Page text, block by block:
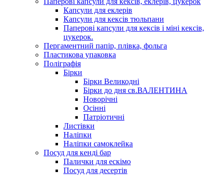
Капсули для еклерів
Капсули для кексів тюльпани
Паперові капсули для кексів і міні кексів,
цукерок.
Пергаментний папір, плівка, фольга
Пластикова упаковка
Поліграфія
Бірки
Бірки Великодні
Бірки до дня св.ВАЛЕНТИНА
Новорічні
Осінні
Патріотичні
Листівки
Наліпки
Наліпки самоклейка
Посуд для кенді бар
Палички для ескімо
Посуд для десертів